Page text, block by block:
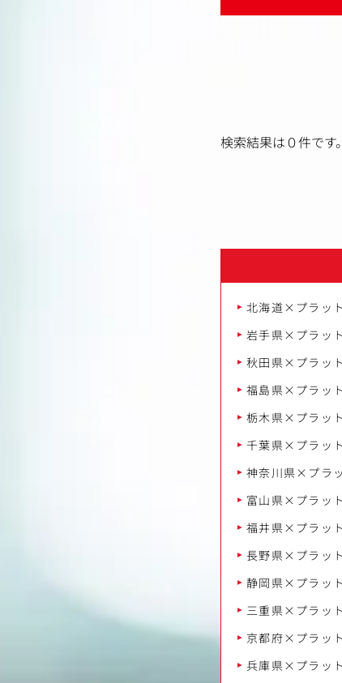
検索結果は０件です。
北海道×プラッ
岩手県×プラッ
秋田県×プラッ
福島県×プラッ
栃木県×プラッ
千葉県×プラッ
神奈川県×プラ
富山県×プラッ
福井県×プラッ
長野県×プラッ
静岡県×プラッ
三重県×プラッ
京都府×プラッ
兵庫県×プラッ